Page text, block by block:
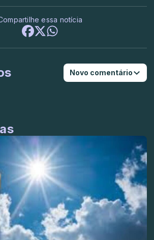
essa notícia
Novo comentário